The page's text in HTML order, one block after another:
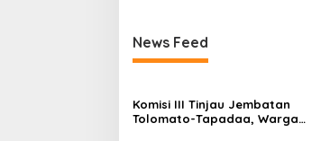
News Feed
Komisi III Tinjau Jembatan
Tolomato-Tapadaa, Warga